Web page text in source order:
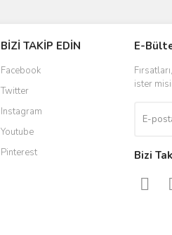
BİZİ TAKİP EDİN
Facebook
Twitter
Instagram
Youtube
Pinterest
E-
ister
Bizi